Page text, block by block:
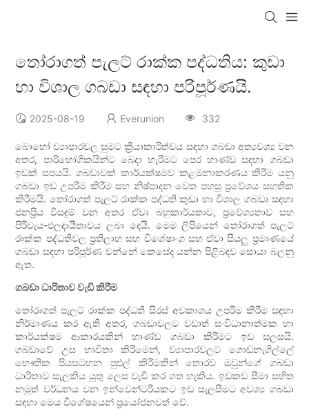
තෝරාගත් පැලට් රාක්ක පද්ධතිය: කුඩා
හා විශාල ගබඩා සඳහා පරිපූර්ණයි.
2025-08-19 Everunion 332
බොහෝ ව්‍යාපාරවල සුමට ක්‍රියාකාරිත්වය සඳහා ගබඩා අත්‍යවශ්‍ය වන
අතර, පාරිභෝගිකයින්ට බෙදා හැරීමට පෙර භාණ්ඩ සඳහා ගබඩා
ඉඩක් සපයයි. ගබඩාවක් කාර්යක්ෂමව කළමනාකරණය කිරීම යනු
ගබඩා ඉඩ උපරිම කිරීම සහ නිෂ්පාදන වෙත පහසු ප්‍රවේශය සහතික
කිරීමයි. තෝරාගත් පැලට් රාක්ක පද්ධති කුඩා හා විශාල ගබඩා සඳහා
ජනප්‍රිය විසඳුම් වන අතර ඒවා බහුකාර්යතාව, ප්‍රවේශ්‍යතාව සහ
පිරිවැය-ඵලදායීතාවය ලබා දෙයි. මෙම ලිපියෙන් තෝරාගත් පැලට්
රාක්ක පද්ධතිවල ප්‍රතිලාභ සහ විශේෂාංග සහ ඒවා සියලු ප්‍රමාණයේ
ගබඩා සඳහා පරිපූර්ණ වන්නේ කෙසේද යන්න පිළිබඳව සොයා බලනු
ඇත.
ගබඩා ධාරිතාව වැඩි කිරීම
තෝරාගත් පැලට් රාක්ක පද්ධති සිරස් අවකාශය උපරිම කිරීම සඳහා
නිර්මාණය කර ඇති අතර, ගබඩාවලට වඩාත් සංවිධානාත්මක හා
කාර්යක්ෂම ආකාරයකින් භාණ්ඩ ගබඩා කිරීමට ඉඩ සලසයි.
ගබඩාවේ උස භාවිතා කිරීමෙන්, ව්‍යාපාරවලට ගොඩනැගිල්ලේ
භෞතික පියසටහන පුළුල් කිරීමකින් තොරව ඔවුන්ගේ ගබඩා
ධාරිතාව සැලකිය යුතු ලෙස වැඩි කර ගත හැකිය. ඉඩකඩ සීමා සහිත
නමුත් වර්ධනය වන ඉන්වෙන්ටරියකට ඉඩ සැලසීමට අවශ්‍ය ගබඩා
සඳහා මෙය විශේෂයෙන් ප්‍රයෝජනවත් වේ.